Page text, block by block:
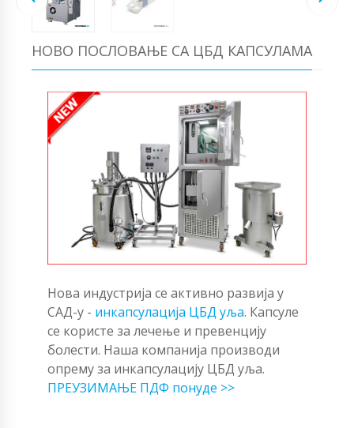
НОВО ПОСЛОВАЊЕ СА ЦБД КАПСУЛАМА
Нова индустрија се активно развија у
САД-у - инкапсулација ЦБД уља. Капсуле
се користе за лечење и превенцију
болести. Наша компанија производи
опрему за инкапсулацију ЦБД уља.
ПРЕУЗИМАЊЕ ПДФ понуде >>